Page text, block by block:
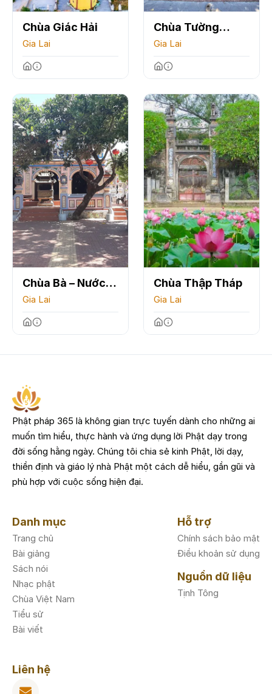
Chùa Giác Hải
Gia Lai
Chùa Tường
Quang
Gia Lai
Chùa Bà – Nước
Mặn
Gia Lai
Chùa Thập Tháp
Gia Lai
Phật pháp 365 là không gian trực tuyến dành cho những ai
muốn tìm hiểu, thực hành và ứng dụng lời Phật dạy trong
đời sống hằng ngày. Chúng tôi chia sẻ kinh Phật, lời dạy,
thiền định và giáo lý nhà Phật một cách dễ hiểu, gần gũi và
phù hợp với cuộc sống hiện đại.
Danh mục
Trang chủ
Bài giảng
Sách nói
Nhạc phật
Chùa Việt Nam
Tiểu sử
Bài viết
Hỗ trợ
Chính sách bảo mật
Điều khoản sử dụng
Nguồn dữ liệu
Tịnh Tông
Liên hệ